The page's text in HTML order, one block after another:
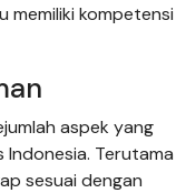
memiliki kompetensi
aspek yang
Indonesia. Terutama
sesuai dengan